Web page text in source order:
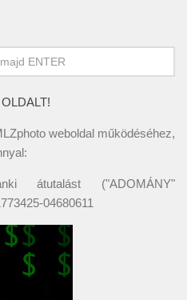
weboldal működéséhez,
átutalást ("ADOMÁNY"
04680611